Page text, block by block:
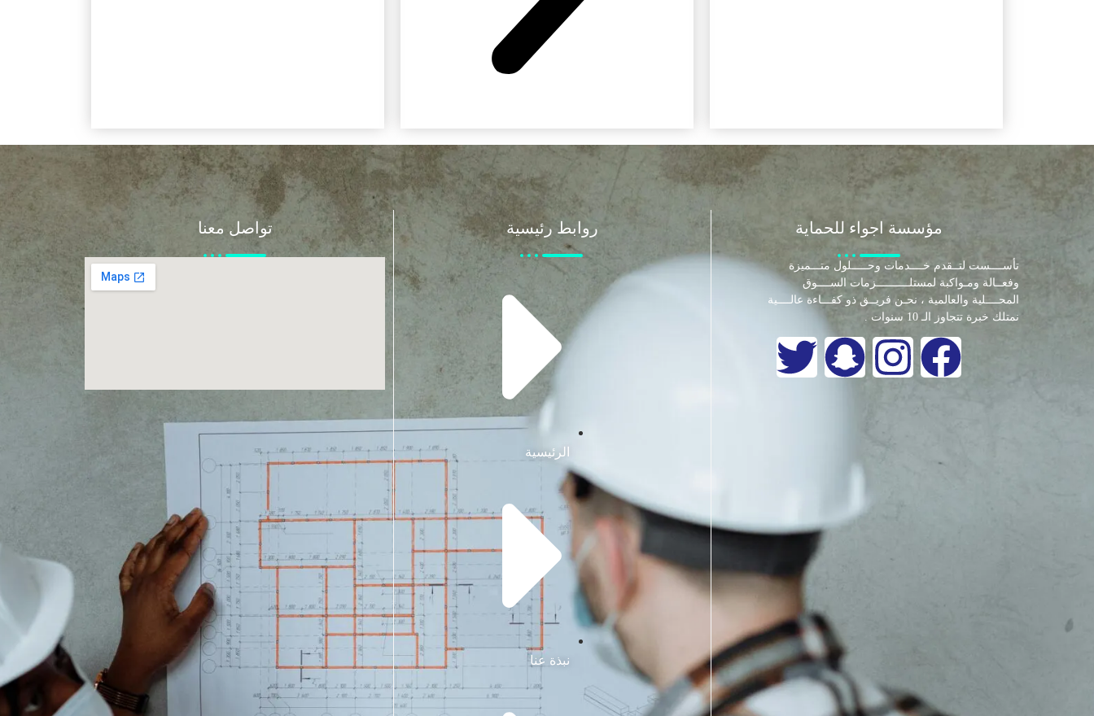
مؤسسة اجواء للحماية
تأســــست لتــقدم خــــدمات وحـــــلول متـــميزة
وفعــالة ومـواكبة لمستلــــــــــزمات الســــوق
المحــــلية والعالمية ، نحـن فريــق ذو كفـــاءة عالــــية
نمتلك خبرة تتجاوز الـ 10 سنوات .
روابط رئيسية
الرئيسية
نبذة عنا
تواصل معنا